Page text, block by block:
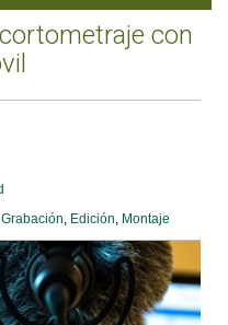
con
Grabación Edición Montaje